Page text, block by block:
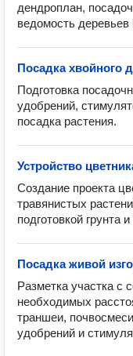
дендроплан,
ведомость деревьев
Посадка хвойного
Подготовка
удобрений,
посадка растения.
Устройство
Создание проекта
травянистых
подготовкой грунта
Посадка живой
Разметка участка с
необходимых
траншеи,
удобрений и